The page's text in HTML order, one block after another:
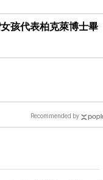
孩代表柏克萊博士畢
Recommended by